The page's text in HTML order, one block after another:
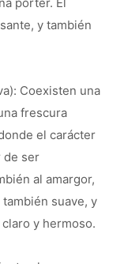
y también
Coexisten una
frescura
el carácter
de ser
al amargor,
suave, y
y hermoso.